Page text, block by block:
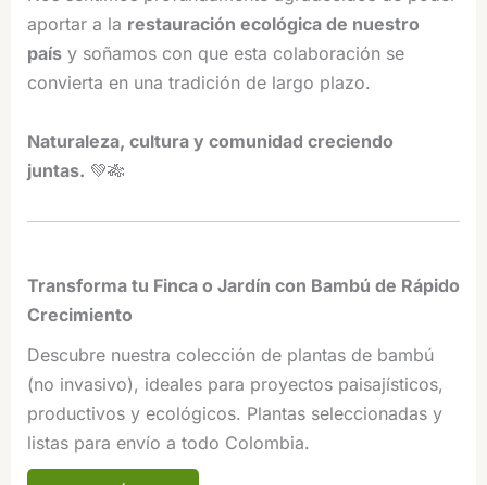
aportar a la restauración ecológica de nuestro
país y soñamos con que esta colaboración se
convierta en una tradición de largo plazo.
Naturaleza, cultura y comunidad creciendo
juntas. 💚🎋
Transforma tu Finca o Jardín con Bambú de Rápido
Crecimiento
Descubre nuestra colección de plantas de bambú
(no invasivo), ideales para proyectos paisajísticos,
productivos y ecológicos. Plantas seleccionadas y
listas para envío a todo Colombia.